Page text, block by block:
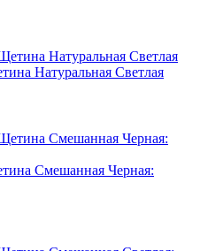
Натуральная Светлая
Смешанная Черная: